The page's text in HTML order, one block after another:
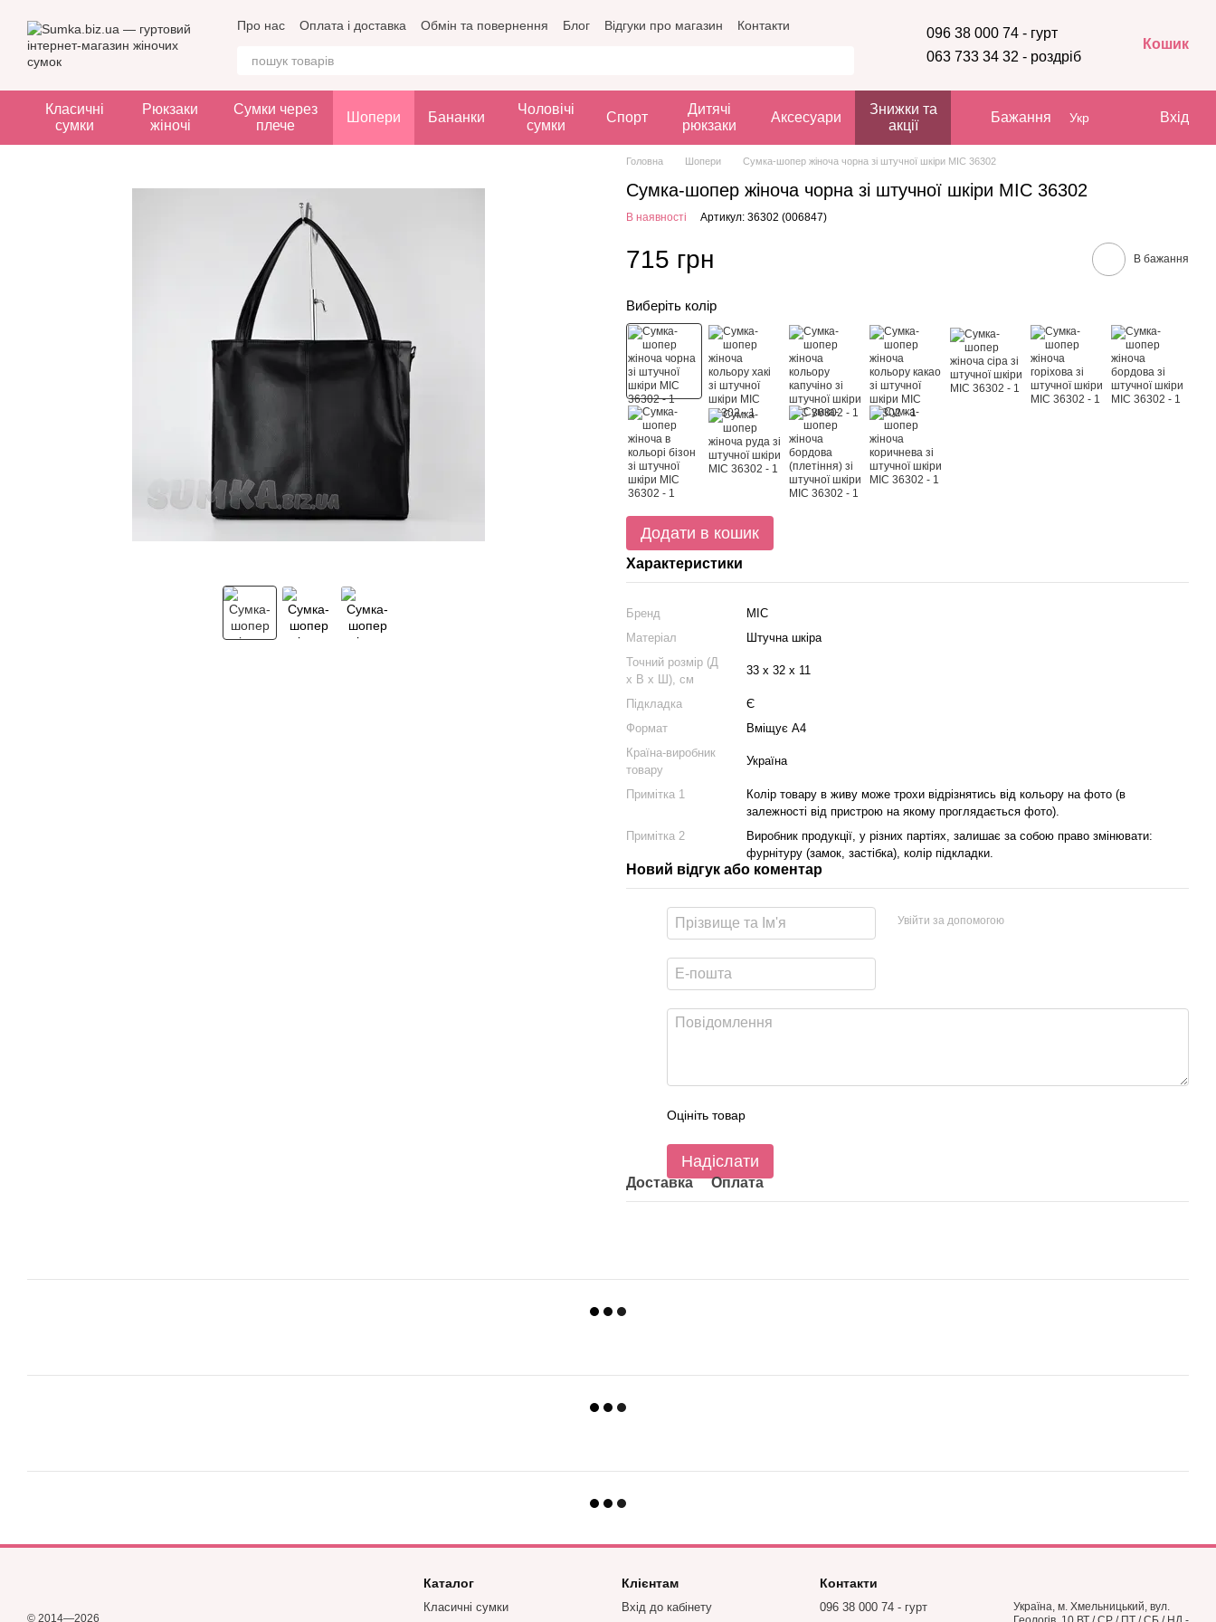
Про нас Оплата і доставка Обмін та повернення Блог Відгуки про магазин Контакти
096 38 000 74 - гурт
063 733 34 32 - роздріб
Кошик
Класичні
сумки
Рюкзаки
жіночі
Сумки через
плече
Шопери Бананки
Чоловічі
сумки
Спорт
Дитячі
рюкзаки
Аксесуари
Знижки та
акції
Бажання Укр Вхід
Головна Шопери Сумка-шопер жіноча чорна зі штучної шкіри МІС 36302
Сумка-шопер жіноча чорна зі штучної шкіри МІС 36302
В наявності Артикул: 36302 (006847)
715 грн В бажання
Виберіть колір
Додати в кошик
Характеристики
Бренд
МІС
Матеріал
Штучна шкіра
Точний розмір (Д
х В х Ш), см
33 х 32 х 11
Підкладка
Є
Формат
Вміщує А4
Країна-виробник
товару
Україна
Примітка 1
Колір товару в живу може трохи відрізнятись від кольору на фото (в
залежності від пристрою на якому проглядається фото).
Примітка 2
Виробник продукції, у різних партіях, залишає за собою право змінювати:
фурнітуру (замок, застібка), колір підкладки.
Новий відгук або коментар
Увійти за допомогою
Оцініть товар
Надіслати
Доставка Оплата
© 2014—2026
Каталог
Класичні сумки
Клієнтам
Вхід до кабінету
Контакти
096 38 000 74 - гурт
Україна, м. Хмельницький, вул.